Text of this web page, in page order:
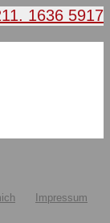
1636 5917
Impressum